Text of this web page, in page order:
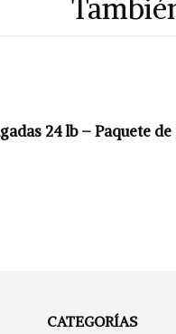
24 lb – Paquete
CATEGORÍAS